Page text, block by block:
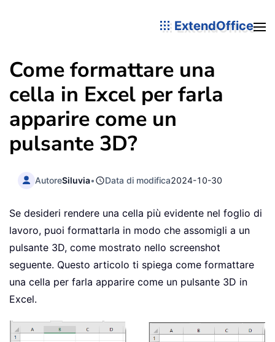
ExtendOffice
Come formattare una
cella in Excel per farla
apparire come un
pulsante 3D?
AutoreSiluvia• Data di modifica2024-10-30
Se desideri rendere una cella più evidente nel foglio di
lavoro, puoi formattarla in modo che assomigli a un
pulsante 3D, come mostrato nello screenshot
seguente. Questo articolo ti spiega come formattare
una cella per farla apparire come un pulsante 3D in
Excel.